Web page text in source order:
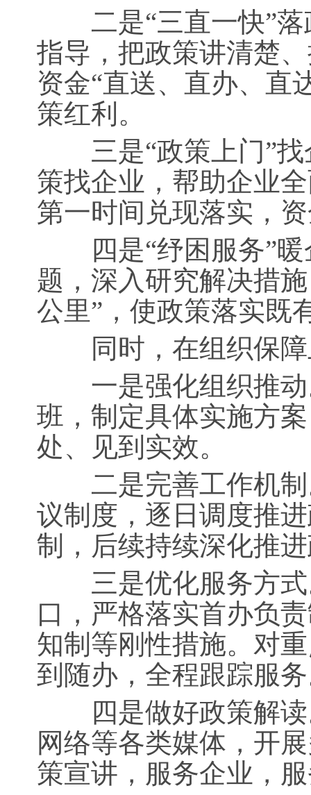
二是“三直一快”落
指导，把政策讲清楚
资金“直送、直办、直
策红利。
三是“政策上门”找
策找企业，帮助企业
第一时间兑现落实，
四是“纾困服务”暖
题，深入研究解决措
公里”，使政策落实既
同时，在组织保障
一是强化组织推动
班，制定具体实施方
处、见到实效。
二是完善工作机制
议制度，逐日调度推
制，后续持续深化推
三是优化服务方式
口，严格落实首办负
知制等刚性措施。对
到随办，全程跟踪服
四是做好政策解读
网络等各类媒体，开
策宣讲，服务企业，